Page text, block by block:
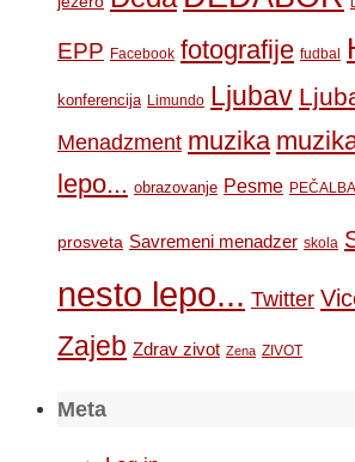
EPP Facebook fotografije fudbal
konferencija Limundo Ljubav
Menadzment muzika
lepo... obrazovanje Pesme
prosveta Savremeni menadzer skola
nesto lepo... Twitter
Zajeb Zdrav zivot Zena ZIVOT
Meta